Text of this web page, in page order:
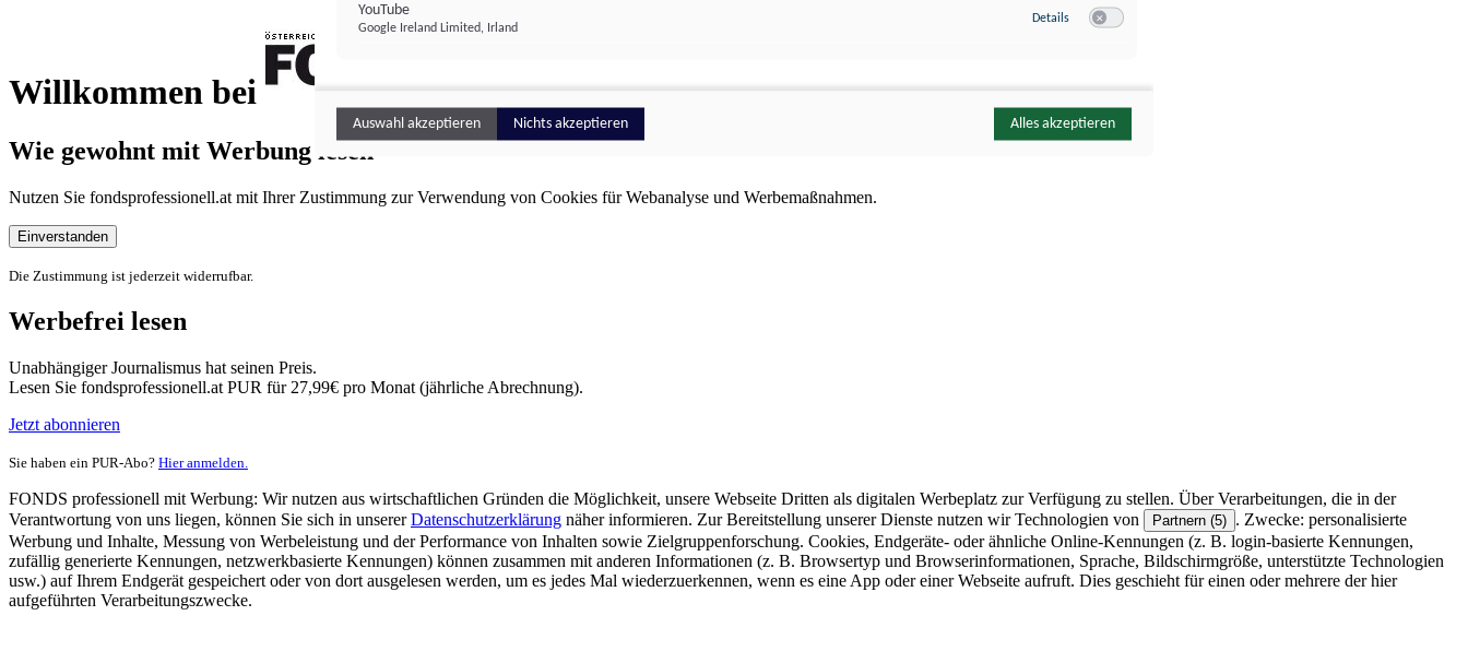
Willkommen bei
FONDS professionell
Wie gewohnt mit Werbung lesen
Nutzen Sie fondsprofessionell.at mit Ihrer Zustimmung zur Verwendung von Cookies für Webanalyse und Werbemaßnahmen.
Einverstanden
Die Zustimmung ist jederzeit widerrufbar.
Werbefrei lesen
Unabhängiger Journalismus hat seinen Preis.
Lesen Sie fondsprofessionell.at PUR für 27,99€ pro Monat (jährliche Abrechnung).
Jetzt abonnieren
Sie haben ein PUR-Abo? Hier anmelden.
FONDS professionell mit Werbung: Wir nutzen aus wirtschaftlichen Gründen die Möglichkeit, unsere Webseite Dritten als digitalen Werbeplatz zur Verfügung zu stellen. Über Verarbeitungen, die in der
Verantwortung von uns liegen, können Sie sich in unsererDatenschutzerklärung näher informieren. Zur Bereitstellung unserer Dienste nutzen wir Technologien von Partnern (5) . Zwecke: personalisierte
Werbung und Inhalte, Messung von Werbeleistung und der Performance von Inhalten sowie Zielgruppenforschung. Cookies, Endgeräte- oder ähnliche Online-Kennungen (z. B. login-basierte Kennungen,
zufällig generierte Kennungen, netzwerkbasierte Kennungen) können zusammen mit anderen Informationen (z. B. Browsertyp und Browserinformationen, Sprache, Bildschirmgröße, unterstützte Technologien
usw.) auf Ihrem Endgerät gespeichert oder von dort ausgelesen werden, um es jedes Mal wiederzuerkennen, wenn es eine App oder einer Webseite aufruft. Dies geschieht für einen oder mehrere der hier
aufgeführten Verarbeitungszwecke.
YouTube
Google Ireland Limited, Irland
Details zu YouTube
Auswahl akzeptieren Nichts akzeptieren Alles akzeptieren